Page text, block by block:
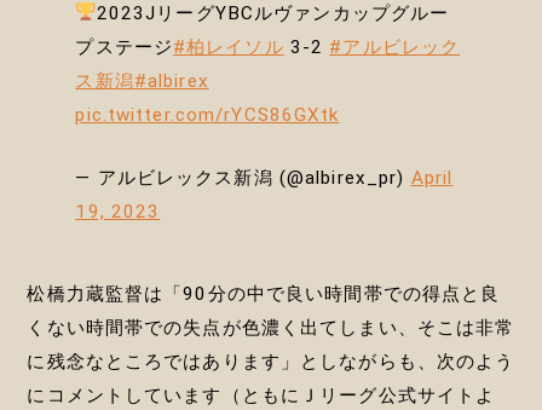
2023JリーグYBCルヴァンカップグルー
プステージ#柏レイソル 3-2 #アルビレック
ス新潟#albirex
pic.twitter.com/rYCS86GXtk
— アルビレックス新潟 (@albirex_pr) April
19, 2023
松橋力蔵監督は「90分の中で良い時間帯での得点と良
くない時間帯での失点が色濃く出てしまい、そこは非常
に残念なところではあります」としながらも、次のよう
にコメントしています（ともにＪリーグ公式サイトよ